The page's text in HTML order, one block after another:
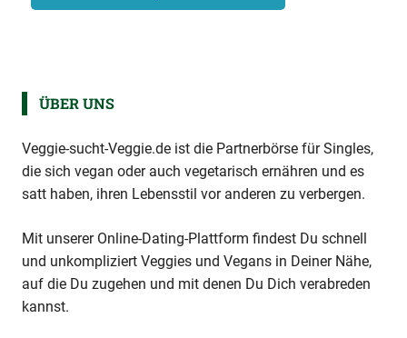
ÜBER UNS
Veggie-sucht-Veggie.de ist die Partnerbörse für Singles,
die sich vegan oder auch vegetarisch ernähren und es
satt haben, ihren Lebensstil vor anderen zu verbergen.
Mit unserer Online-Dating-Plattform findest Du schnell
und unkompliziert Veggies und Vegans in Deiner Nähe,
auf die Du zugehen und mit denen Du Dich verabreden
kannst.